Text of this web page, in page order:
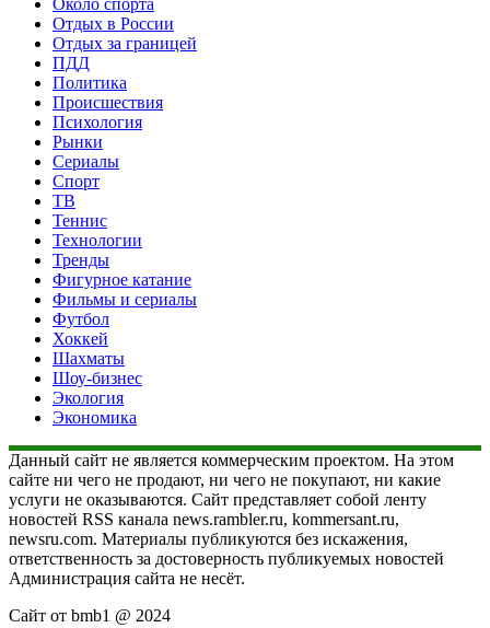
Отдых в России
Отдых за границей
ПДД
Политика
Происшествия
Психология
Рынки
Сериалы
Спорт
ТВ
Теннис
Технологии
Тренды
Фигурное катание
Фильмы и сериалы
Футбол
Хоккей
Шахматы
Шоу-бизнес
Экология
Экономика
Данный сайт не является коммерческим проектом. На этом
сайте ни чего не продают, ни чего не покупают, ни какие
услуги не оказываются. Сайт представляет собой ленту
новостей RSS канала news.rambler.ru, kommersant.ru,
newsru.com. Материалы публикуются без искажения,
ответственность за достоверность публикуемых новостей
Администрация сайта не несёт.
Сайт от bmb1 @ 2024